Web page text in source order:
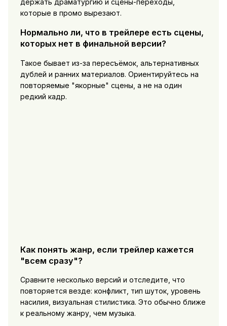
держать драматургию и сцены-переходы,
которые в промо вырезают.
Нормально ли, что в трейлере есть сцены,
которых нет в финальной версии?
Такое бывает из-за пересъёмок, альтернативных
дублей и ранних материалов. Ориентируйтесь на
повторяемые "якорные" сцены, а не на один
редкий кадр.
Как понять жанр, если трейлер кажется
"всем сразу"?
Сравните несколько версий и отследите, что
повторяется везде: конфликт, тип шуток, уровень
насилия, визуальная стилистика. Это обычно ближе
к реальному жанру, чем музыка.